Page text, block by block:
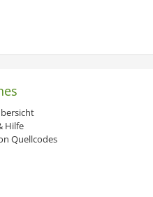
Hilfe
Quellcodes